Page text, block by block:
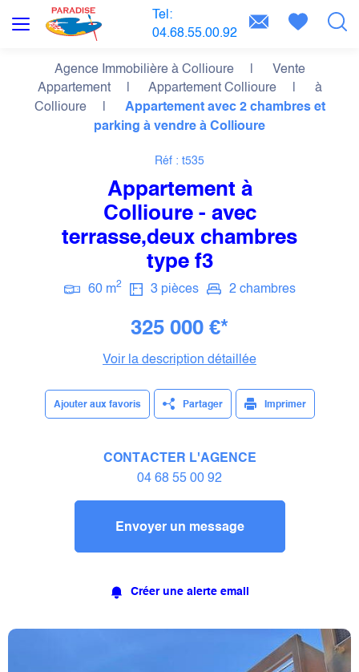
Tel:
04.68.55.00.92
Agence Immobilière à Collioure
Vente
Appartement
Appartement Collioure
à
Collioure
Appartement avec 2 chambres et
parking à vendre à Collioure
Réf : t535
Appartement à
Collioure - avec
terrasse,deux chambres
type f3
60 m2 3 pièces 2 chambres
325 000 €*
Voir la description détaillée
Ajouter aux favoris Partager Imprimer
CONTACTER L'AGENCE
04 68 55 00 92
Envoyer un message
Créer une alerte email